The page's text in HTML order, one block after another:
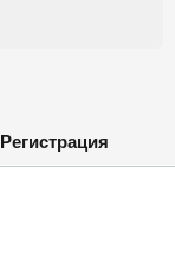
Регистрация